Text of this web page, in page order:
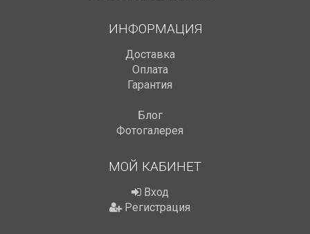
ИНФОРМАЦИЯ
Доставка
Оплата
Гарантия
Блог
Фотогалерея
МОЙ КАБИНЕТ
Вход
Регистрация